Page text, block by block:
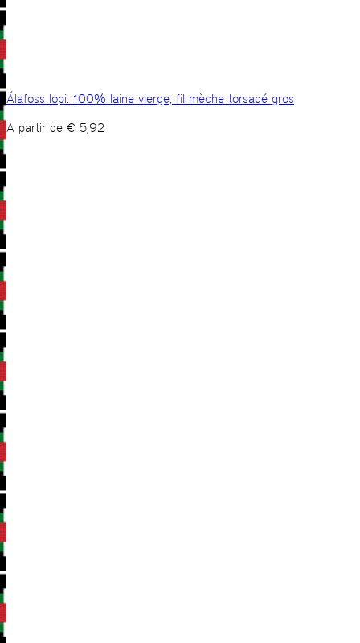
Álafoss lopi: 100% laine vierge, fil mèche torsadé gros
A partir de € 5,92